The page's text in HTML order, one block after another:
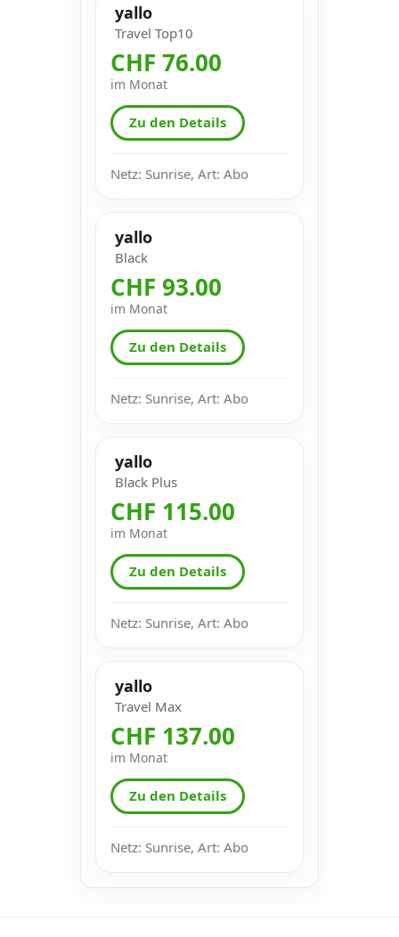
yallo
Travel Top10
CHF 76.00
im Monat
Zu den Details
Netz: Sunrise, Art: Abo
yallo
Black
CHF 93.00
im Monat
Zu den Details
Netz: Sunrise, Art: Abo
yallo
Black Plus
CHF 115.00
im Monat
Zu den Details
Netz: Sunrise, Art: Abo
yallo
Travel Max
CHF 137.00
im Monat
Zu den Details
Netz: Sunrise, Art: Abo